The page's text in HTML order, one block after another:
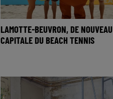
LAMOTTE-BEUVRON, DE NOUVEAU
CAPITALE DU BEACH TENNIS